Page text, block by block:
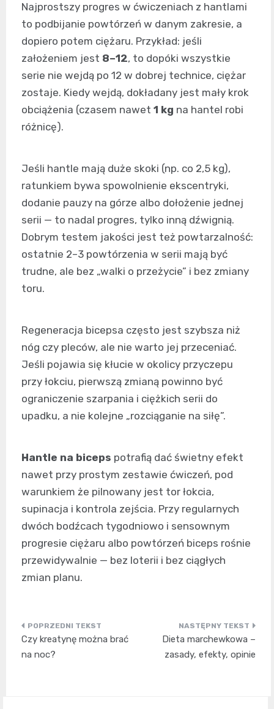
Najprostszy progres w ćwiczeniach z hantlami
to podbijanie powtórzeń w danym zakresie, a
dopiero potem ciężaru. Przykład: jeśli
założeniem jest 8–12, to dopóki wszystkie
serie nie wejdą po 12 w dobrej technice, ciężar
zostaje. Kiedy wejdą, dokładany jest mały krok
obciążenia (czasem nawet 1 kg na hantel robi
różnicę).
Jeśli hantle mają duże skoki (np. co 2,5 kg),
ratunkiem bywa spowolnienie ekscentryki,
dodanie pauzy na górze albo dołożenie jednej
serii — to nadal progres, tylko inną dźwignią.
Dobrym testem jakości jest też powtarzalność:
ostatnie 2–3 powtórzenia w serii mają być
trudne, ale bez „walki o przeżycie” i bez zmiany
toru.
Regeneracja bicepsa często jest szybsza niż
nóg czy pleców, ale nie warto jej przeceniać.
Jeśli pojawia się kłucie w okolicy przyczepu
przy łokciu, pierwszą zmianą powinno być
ograniczenie szarpania i ciężkich serii do
upadku, a nie kolejne „rozciąganie na siłę”.
Hantle na biceps potrafią dać świetny efekt
nawet przy prostym zestawie ćwiczeń, pod
warunkiem że pilnowany jest tor łokcia,
supinacja i kontrola zejścia. Przy regularnych
dwóch bodźcach tygodniowo i sensownym
progresie ciężaru albo powtórzeń biceps rośnie
przewidywalnie — bez loterii i bez ciągłych
zmian planu.
Nawigacja
wpisu
Czy kreatynę można brać
na noc?
Dieta marchewkowa –
zasady, efekty, opinie